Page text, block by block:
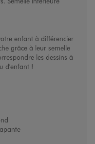
enfant à différencier
grâce à leur semelle
les dessins à
d'enfant !